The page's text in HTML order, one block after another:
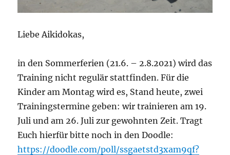
Liebe Aikidokas,
in den Sommerferien (21.6. – 2.8.2021) wird das
Training nicht regulär stattfinden. Für die
Kinder am Montag wird es, Stand heute, zwei
Trainingstermine geben: wir trainieren am 19.
Juli und am 26. Juli zur gewohnten Zeit. Tragt
Euch hierfür bitte noch in den Doodle:
https://doodle.com/poll/ssgaetstd3xam9qf?